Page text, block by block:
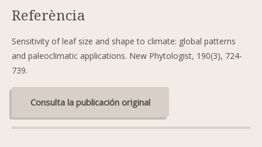
Referència
Sensitivity of leaf size and shape to climate: global patterns
and paleoclimatic applications. New Phytologist, 190(3), 724-
739.
Consulta la publicación original